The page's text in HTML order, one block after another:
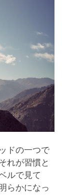
ドの一つで
れが習慣と
ルで見て
らかになっ